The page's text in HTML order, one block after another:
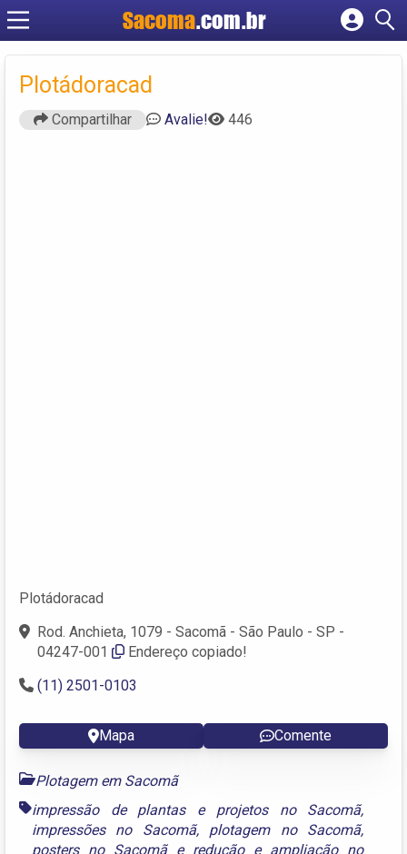
Sacoma.com.br
Cadastrar empresa
Plotádoracad
Compartilhar Avalie! 446
Plotádoracad
Rod. Anchieta, 1079 - Sacomã - São Paulo - SP -
04247-001
Endereço copiado!
(11) 2501-0103
Mapa Comente
Plotagem em Sacomã
impressão de plantas e projetos no Sacomã,
impressões no Sacomã, plotagem no Sacomã,
posters no Sacomãe redução e ampliação no